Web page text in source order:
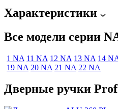
Характеристики
Все модели серии
1 NA 11 NA 12 NA 13 NA 14
19 NA 20 NA 21 NA 22 NA
Дверные ручки